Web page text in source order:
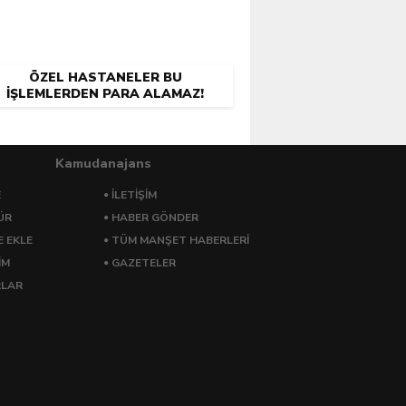
ÖZEL HASTANELER BU
IŞLEMLERDEN PARA ALAMAZ!
Kamudanajans
İLETİŞİM
HABER GÖNDER
EKLE
TÜM MANŞET HABERLERİ
GAZETELER